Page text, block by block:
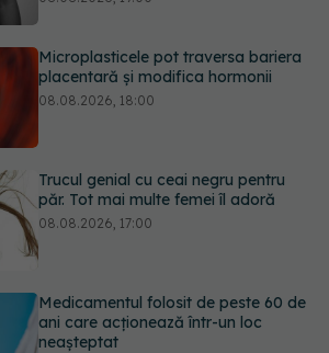
Trucul genial cu ceai negru pentru
păr. Tot mai multe femei îl adoră
08.08.2026, 17:00
Medicamentul folosit de peste 60 de
ani care acționează într-un loc
neașteptat
Transpirații nocturne: semnul ignorat
care poate ascunde probleme
serioase de sănătate